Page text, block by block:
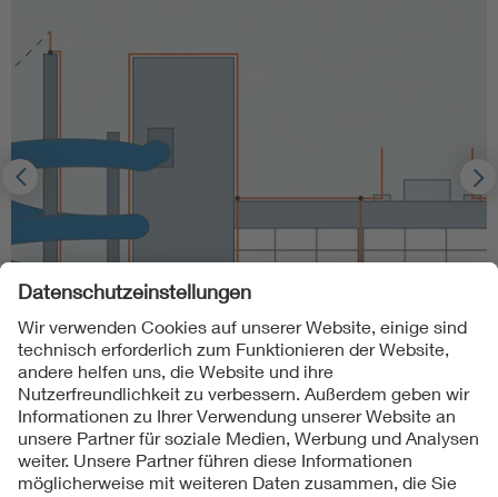
Information zu „ESE-Fangeinrichtungen“ und zur
„CVM-Berechnungsmethode“
Mehr erfahren